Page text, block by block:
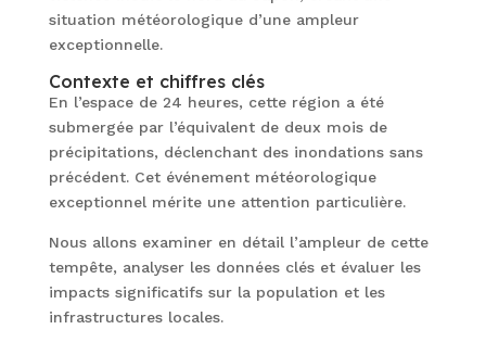
situation météorologique d’une ampleur
exceptionnelle.
Contexte et chiffres clés
En l’espace de 24 heures, cette région a été
submergée par l’équivalent de deux mois de
précipitations, déclenchant des inondations sans
précédent. Cet événement météorologique
exceptionnel mérite une attention particulière.
Nous allons examiner en détail l’ampleur de cette
tempête, analyser les données clés et évaluer les
impacts significatifs sur la population et les
infrastructures locales.